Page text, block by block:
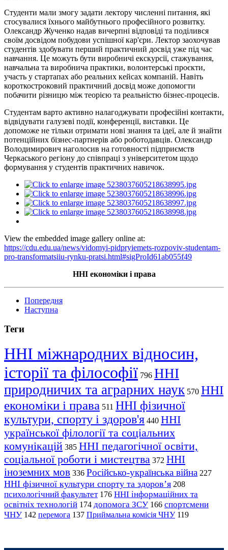
Студенти мали змогу задати лектору численні питання, які
стосувалися їхнього майбутнього професійного розвитку.
Олександр Жученко надав вичерпні відповіді та поділився
своїм досвідом побудови успішної кар'єри. Лектор заохочував
студентів здобувати перший практичний досвід уже під час
навчання. Це можуть бути виробничі екскурсії, стажування,
навчальна та виробнича практики, волонтерські проєкти,
участь у стартапах або реальних кейсах компаній. Навіть
короткостроковий практичний досвід може допомогти
побачити різницю між теорією та реальністю бізнес-процесів.
Студентам варто активно налагоджувати професійні контакти,
відвідувати галузеві події, конференції, виставки. Це
допоможе не тільки отримати нові знання та ідеї, але й знайти
потенційних бізнес-партнерів або роботодавців. Олександр
Володимирович наголосив на готовності підприємств
Черкаського регіону до співпраці з університетом щодо
формування у студентів практичних навичок.
View the embedded image gallery online at:
https://cdu.edu.ua/news/vidomyi-pidpryiemets-rozpoviv-studentam-
pro-transformatsiiu-rynku-pratsi.html#sigProId61ab055f49
ННІ економіки і права
Попередня
Наступна
Теги
ННІ міжнародних відносин,
історії та філософії 796 ННІ
природничих та аграрних наук 570 ННІ
економіки і права 511 ННІ фізичної
культури, спорту і здоров'я 440 ННІ
української філології та соціальних
комунікацій 385 ННІ педагогічної освіти,
соціальної роботи і мистецтва 372 ННІ
іноземних мов 336 Російсько-українська війна 227
ННІ фізичної культури спорту та здоров’я 208
психологічний факультет 176 ННІ інформаційних та
освітніх технологій 174 допомога ЗСУ 166 спортсмени
ЧНУ 142 перемога 137 Приймальна комісія ЧНУ 119